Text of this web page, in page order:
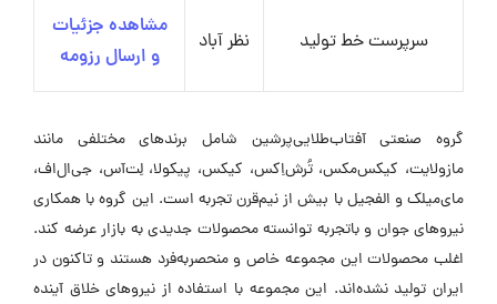
سرپرست خط تولید نظر آباد
مشاهده جزئیات
و ارسال رزومه
گروه صنعتی آفتاب‌طلایی‌پرشین شامل برندهای مختلفی مانند
مازولایت، کیکس‌مکس، تُرش‌اِکس، کیکس، پیکولا، لِت‌آس، جی‌ال‌اف،
مای‌میلک و الفجیل با بیش از نیم‌قرن تجربه است. این گروه با همکاری
نیروهای جوان و باتجربه توانسته محصولات جدیدی به بازار عرضه کند.
اغلب محصولات این مجموعه خاص و منحصر‌به‌فرد هستند و تاکنون در
ایران تولید نشده‌اند. این مجموعه با استفاده از نیروهای خلاق آینده